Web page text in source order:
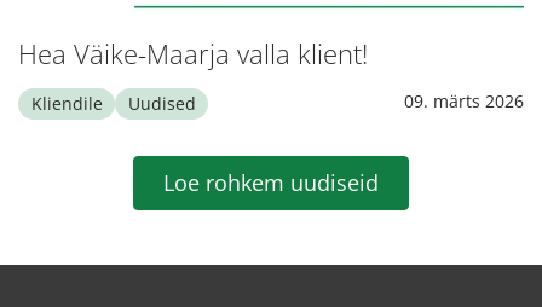
Hea Väike-Maarja valla klient!
Kliendile Uudised 09. märts 2026
Loe rohkem uudiseid